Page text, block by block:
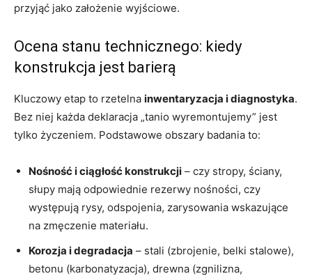
przyjąć jako założenie wyjściowe.
Ocena stanu technicznego: kiedy
konstrukcja jest barierą
Kluczowy etap to rzetelna inwentaryzacja i diagnostyka.
Bez niej każda deklaracja „tanio wyremontujemy” jest
tylko życzeniem. Podstawowe obszary badania to:
Nośność i ciągłość konstrukcji – czy stropy, ściany,
słupy mają odpowiednie rezerwy nośności, czy
występują rysy, odspojenia, zarysowania wskazujące
na zmęczenie materiału.
Korozja i degradacja – stali (zbrojenie, belki stalowe),
betonu (karbonatyzacja), drewna (zgnilizna,